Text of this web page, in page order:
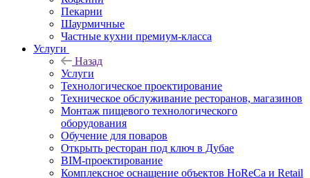
Пекарни
Шаурмичные
Частные кухни премиум-класса
Услуги
Назад
Услуги
Технологическое проектирование
Техническое обслуживание ресторанов, магазинов
Монтаж пищевого технологического
оборудования
Обучение для поваров
Открыть ресторан под ключ в Дубае
BIM-проектирование
Комплексное оснащение объектов HoReCa и Retail